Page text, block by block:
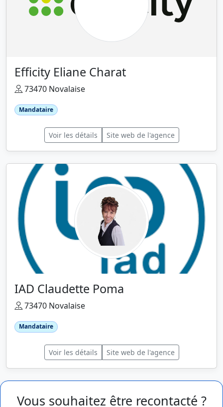
Efficity Eliane Charat
73470 Novalaise
Mandataire
Voir les détails Site web de l'agence
IAD Claudette Poma
73470 Novalaise
Mandataire
Voir les détails Site web de l'agence
Vous souhaitez être recontacté ?